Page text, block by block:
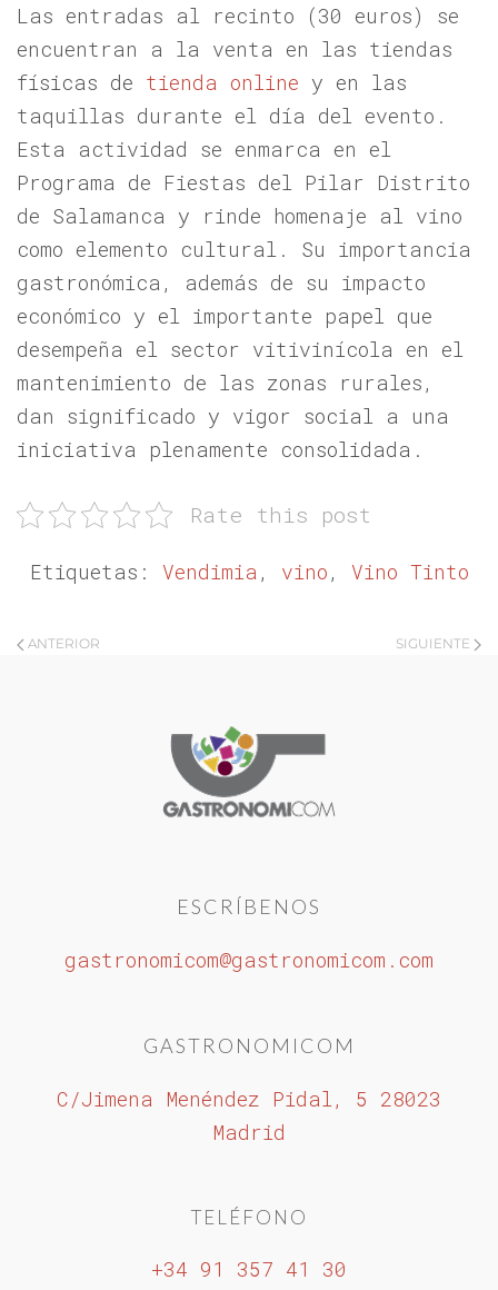
Las entradas al recinto (30 euros) se
encuentran a la venta en las tiendas
físicas de tienda online y en las
taquillas durante el día del evento.
Esta actividad se enmarca en el
Programa de Fiestas del Pilar Distrito
de Salamanca y rinde homenaje al vino
como elemento cultural. Su importancia
gastronómica, además de su impacto
económico y el importante papel que
desempeña el sector vitivinícola en el
mantenimiento de las zonas rurales,
dan significado y vigor social a una
iniciativa plenamente consolidada.
Rate this post
Etiquetas: Vendimia , vino , Vino Tinto
ANTERIOR SIGUIENTE
ESCRÍBENOS
gastronomicom@gastronomicom.com
GASTRONOMICOM
C/Jimena Menéndez Pidal, 5 28023
Madrid
TELÉFONO
+34 91 357 41 30